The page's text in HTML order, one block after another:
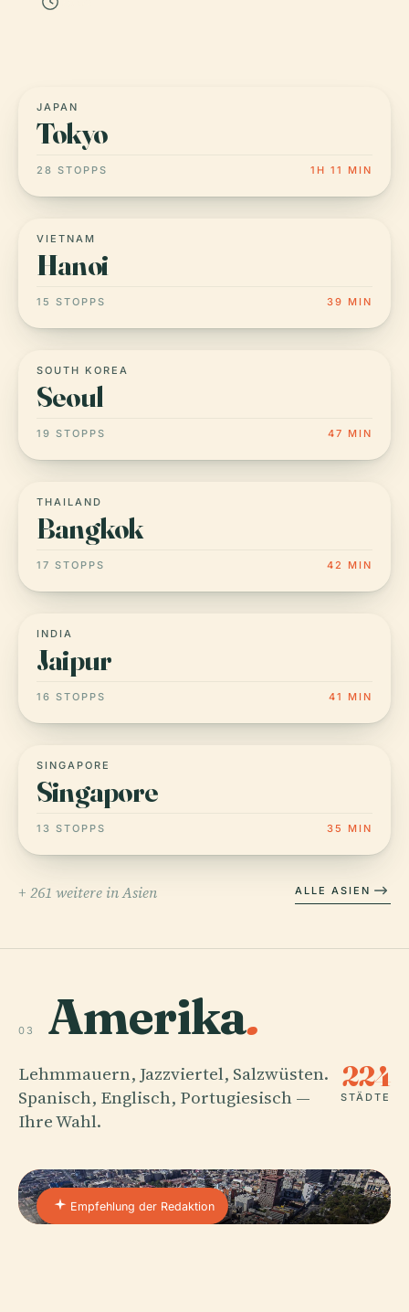
JAPAN
Tokyo
28 STOPPS 1H 11 MIN
VIETNAM
Hanoi
15 STOPPS 39 MIN
SOUTH KOREA
Seoul
19 STOPPS 47 MIN
THAILAND
Bangkok
17 STOPPS 42 MIN
INDIA
Jaipur
16 STOPPS 41 MIN
SINGAPORE
Singapore
13 STOPPS 35 MIN
+ 261 weitere in Asien ALLE ASIEN
03 Amerika.
Lehmmauern, Jazzviertel, Salzwüsten.
Spanisch, Englisch, Portugiesisch —
Ihre Wahl.
224
STÄDTE
Empfehlung der Redaktion